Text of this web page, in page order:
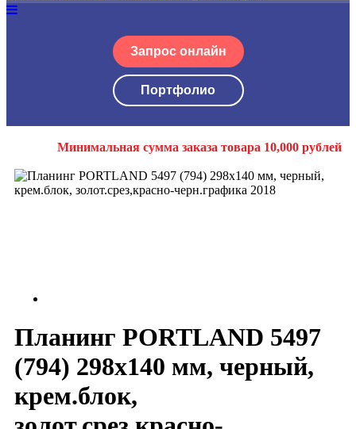
Запрос онлайн
Портфолио
Минимальная сумма заказа товара 10,000 рублей
Планинг PORTLAND 5497
(794) 298x140 мм, черный,
крем.блок,